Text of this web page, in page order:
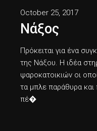
October 25, 2017
Νάξος
Πρόκειται για ένα
της Νάξου. Η ιδέα
ψαροκατοικιών οι
τα μπλε παράθυρα και
πέ�